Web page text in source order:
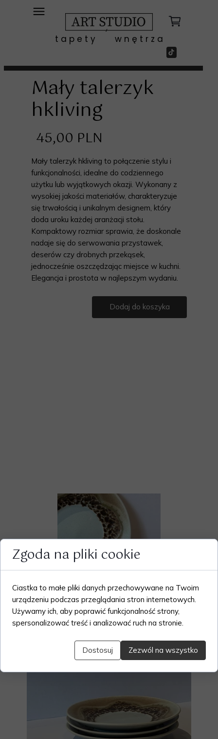
t a p e t y w n ę t r z a
Dodaj do koszyka
Mały talerzyk hkliving to połączenie stylu i
funkcjonalności, idealne do codziennego
użytku lub wyjątkowych okazji. Wykonany z
wysokiej jakości materiałów, charakteryzuje
się trwałością i unikalnym designem, który
doda uroku każdej aranżacji stołu.
Kompaktowy rozmiar sprawia, że doskonale
nadaje się do serwowania przystawek,
deserów czy drobnych przekąsek,
jednocześnie oszczędzając miejsce w kuchni.
Elegancja i prostota w najlepszym wydaniu.
45,00 PLN
Mały talerzyk
hkliving
Zgoda na pliki cookie
Ciastka to małe pliki danych przechowywane na Twoim
urządzeniu podczas przeglądania stron internetowych.
Używamy ich, aby poprawić funkcjonalność strony,
spersonalizować treść i analizować ruch na stronie.
Dostosuj Zezwól na wszystko